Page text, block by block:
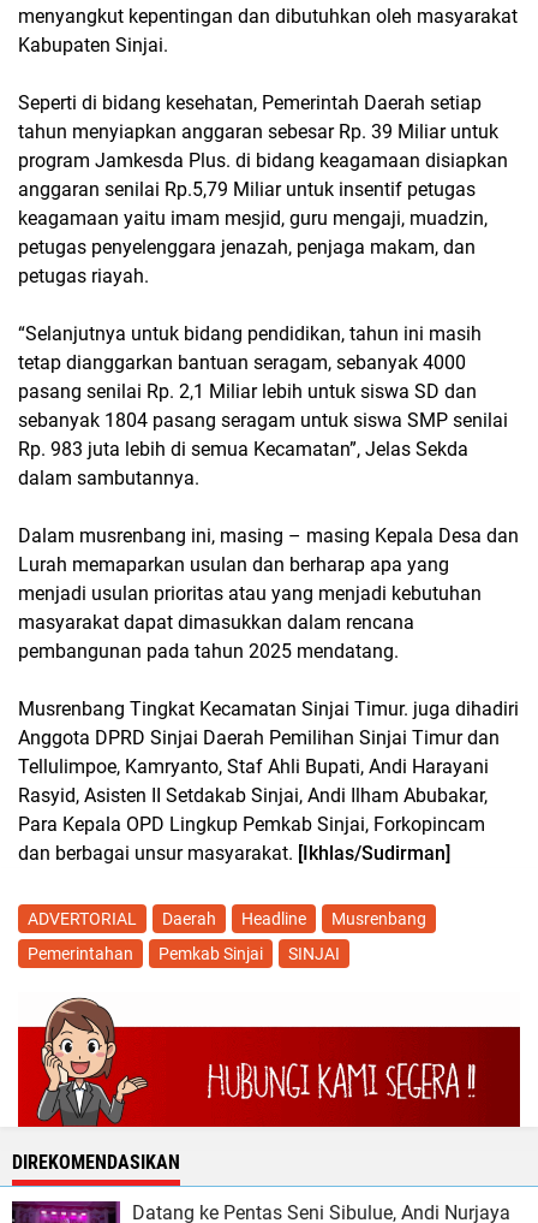
menyangkut kepentingan dan dibutuhkan oleh masyarakat
Kabupaten Sinjai.
Seperti di bidang kesehatan, Pemerintah Daerah setiap
tahun menyiapkan anggaran sebesar Rp. 39 Miliar untuk
program Jamkesda Plus. di bidang keagamaan disiapkan
anggaran senilai Rp.5,79 Miliar untuk insentif petugas
keagamaan yaitu imam mesjid, guru mengaji, muadzin,
petugas penyelenggara jenazah, penjaga makam, dan
petugas riayah.
“Selanjutnya untuk bidang pendidikan, tahun ini masih
tetap dianggarkan bantuan seragam, sebanyak 4000
pasang senilai Rp. 2,1 Miliar lebih untuk siswa SD dan
sebanyak 1804 pasang seragam untuk siswa SMP senilai
Rp. 983 juta lebih di semua Kecamatan”, Jelas Sekda
dalam sambutannya.
Dalam musrenbang ini, masing – masing Kepala Desa dan
Lurah memaparkan usulan dan berharap apa yang
menjadi usulan prioritas atau yang menjadi kebutuhan
masyarakat dapat dimasukkan dalam rencana
pembangunan pada tahun 2025 mendatang.
Musrenbang Tingkat Kecamatan Sinjai Timur. juga dihadiri
Anggota DPRD Sinjai Daerah Pemilihan Sinjai Timur dan
Tellulimpoe, Kamryanto, Staf Ahli Bupati, Andi Harayani
Rasyid, Asisten II Setdakab Sinjai, Andi Ilham Abubakar,
Para Kepala OPD Lingkup Pemkab Sinjai, Forkopincam
dan berbagai unsur masyarakat. [Ikhlas/Sudirman]
ADVERTORIAL Daerah Headline
Musrenbang
Pemerintahan
Pemkab Sinjai SINJAI
DIREKOMENDASIKAN
Datang ke Pentas Seni Sibulue, Andi Nurjaya